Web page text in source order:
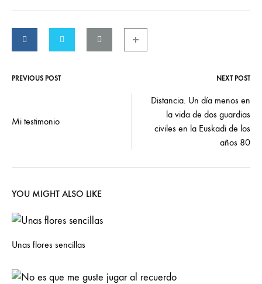
navigation
PREVIOUS POST NEXT POST
Mi testimonio
Distancia. Un día menos en
la vida de dos guardias
civiles en la Euskadi de los
años 80
YOU MIGHT ALSO LIKE
Unas flores sencillas